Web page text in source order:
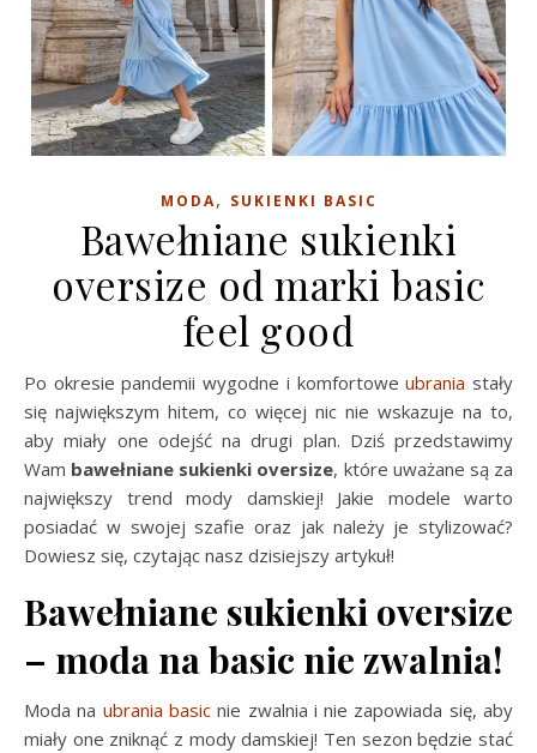
MODA, SUKIENKI BASIC
Bawełniane sukienki
oversize od marki basic
feel good
Po okresie pandemii wygodne i komfortoweubrania stały
się największym hitem, co więcej nic nie wskazuje na to,
aby miały one odejść na drugi plan. Dziś przedstawimy
Wam bawełniane sukienki oversize, które uważane są za
największy trend mody damskiej! Jakie modele warto
posiadać w swojej szafie oraz jak należy je stylizować?
Dowiesz się, czytając nasz dzisiejszy artykuł!
Bawełniane sukienki oversize
– moda na basic nie zwalnia!
Moda na ubrania basicnie zwalnia i nie zapowiada się, aby
miały one zniknąć z mody damskiej! Ten sezon będzie stać